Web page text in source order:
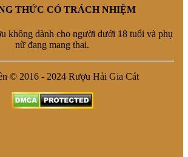
THỨC CÓ TRÁCH NHIỆM
không dành cho người dưới 18 tuổi và phụ
nữ đang mang thai.
© 2016 - 2024 Rượu Hải Gia Cát